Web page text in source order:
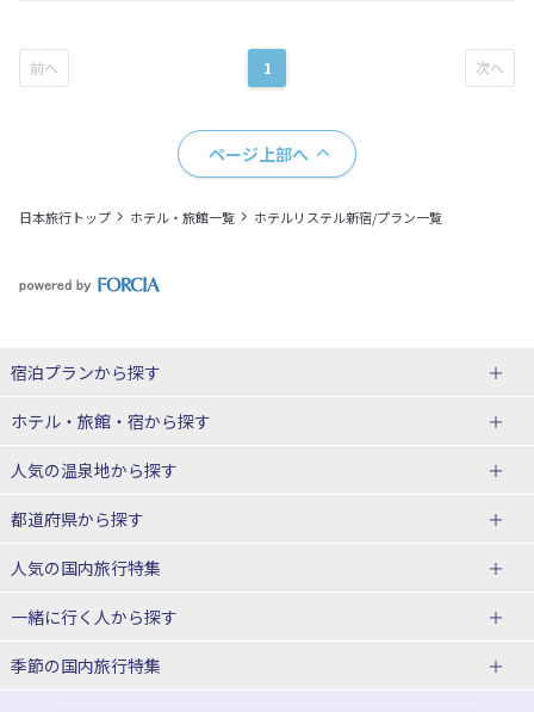
1
ページ上部へ
日本旅行トップ ホテル・旅館一覧 ホテルリステル新宿/プラン一覧
宿泊プランから探す
北海道
東北
青森県
宮城県
山形県
関東
ホテル・旅館・宿から探す
北海道ホテル・旅館
青森県ホテル・旅館
宮城県ホテル・旅館
山形県ホテル・旅館
人気の温泉地から探す
北海道
湯の川温泉(北海道)
十勝川温泉(北海道)
洞爺湖温泉(北海道)
都道府県から探す
北海道旅行・ツアー
東北
人気の国内旅行特集
東京ディズニーリゾート®への旅
ユニバーサル・スタジオ・ジャパ
一緒に行く人から探す
一人旅 国内版
季節の国内旅行特集